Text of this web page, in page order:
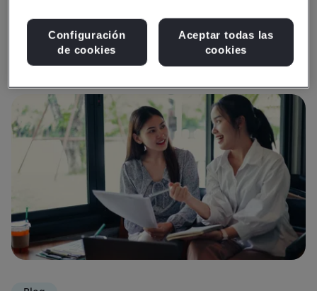
Recursos multimedia
Configuración
de cookies
Aceptar todas las
cookies